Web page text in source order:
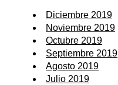
Diciembre 2019
Noviembre 2019
Octubre 2019
Septiembre 2019
Agosto 2019
Julio 2019